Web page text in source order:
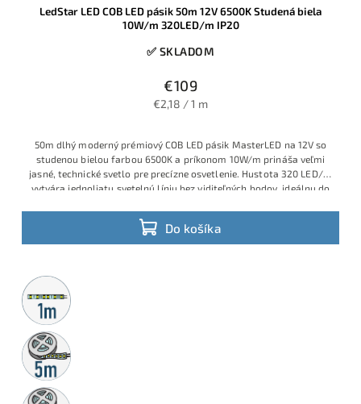
LedStar LED COB LED pásik 50m 12V 6500K Studená biela
10W/m 320LED/m IP20
✅ SKLADOM
€109
€2,18 / 1 m
Do košíka
50m dlhý moderný prémiový COB LED pásik MasterLED na 12V so
studenou bielou farbou 6500K a príkonom 10W/m prináša veľmi
jasné, technické svetlo pre precízne osvetlenie. Hustota 320 LED/m
vytvára jednoliatu svetelnú líniu bez viditeľných bodov, ideálnu do
suchom interiéri s krytím IP20.
Metrážny
predaj
5m
rolka
50m